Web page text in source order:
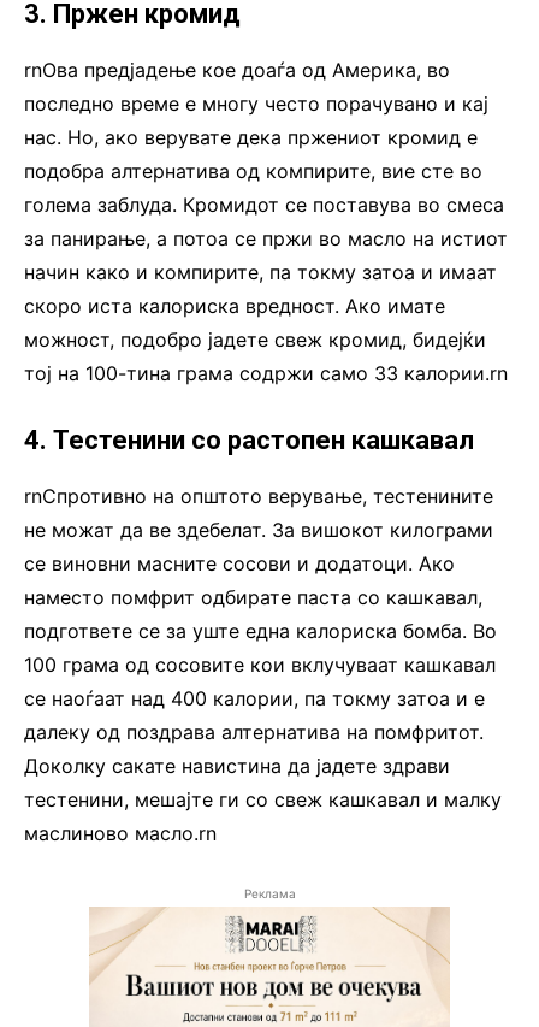
3. Пржен кромид
rnОва предјадење кое доаѓа од Америка, во
последно време е многу често порачувано и кај
нас. Но, ако верувате дека пржениот кромид е
подобра алтернатива од компирите, вие сте во
голема заблуда. Кромидот се поставува во смеса
за панирање, а потоа се пржи во масло на истиот
начин како и компирите, па токму затоа и имаат
скоро иста калориска вредност. Ако имате
можност, подобро јадете свеж кромид, бидејќи
тој на 100-тина грама содржи само 33 калории.rn
4. Тестенини со растопен кашкавал
rnСпротивно на општото верување, тестенините
не можат да ве здебелат. За вишокот килограми
се виновни масните сосови и додатоци. Ако
наместо помфрит одбирате паста со кашкавал,
подгответе се за уште една калориска бомба. Во
100 грама од сосовите кои вклучуваат кашкавал
се наоѓаат над 400 калории, па токму затоа и е
далеку од поздрава алтернатива на помфритот.
Доколку сакате навистина да јадете здрави
тестенини, мешајте ги со свеж кашкавал и малку
маслиново масло.rn
Реклама